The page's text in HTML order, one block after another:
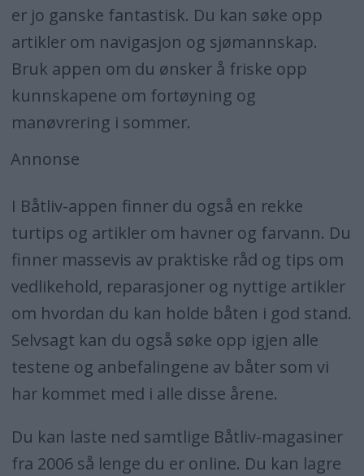
er jo ganske fantastisk. Du kan søke opp
artikler om navigasjon og sjømannskap.
Bruk appen om du ønsker å friske opp
kunnskapene om fortøyning og
manøvrering i sommer.
Annonse
I Båtliv-appen finner du også en rekke
turtips og artikler om havner og farvann. Du
finner massevis av praktiske råd og tips om
vedlikehold, reparasjoner og nyttige artikler
om hvordan du kan holde båten i god stand.
Selvsagt kan du også søke opp igjen alle
testene og anbefalingene av båter som vi
har kommet med i alle disse årene.
Du kan laste ned samtlige Båtliv-magasiner
fra 2006 så lenge du er online. Du kan lagre